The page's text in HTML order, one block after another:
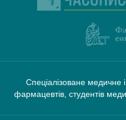
Спеціалізоване медичне
фармацевтів, студентів